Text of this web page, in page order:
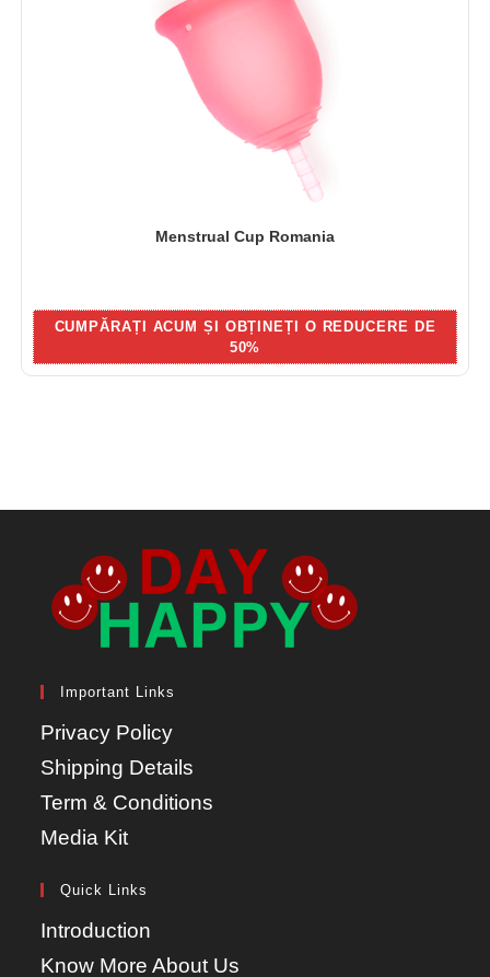
Menstrual Cup Romania
CUMPĂRAȚI ACUM ȘI OBȚINEȚI O REDUCERE DE
50%
Important Links
Privacy Policy
Shipping Details
Term & Conditions
Media Kit
Quick Links
Introduction
Know More About Us